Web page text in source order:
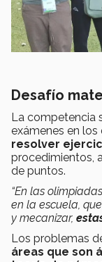
Desafío
La competencia
exámenes en los
resolver
procedimientos,
de puntos.
“En las
en la escuela,
y mecanizar,
Los problemas
áreas que son